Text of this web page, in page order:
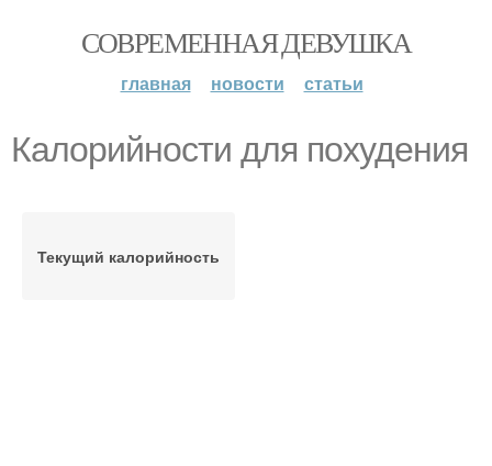
СОВРЕМЕННАЯ ДЕВУШКА
главная новости статьи
Калорийности для похудения
Текущий калорийность